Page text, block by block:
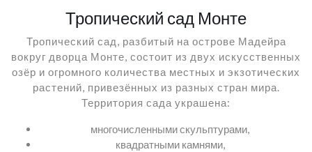
Тропический сад Монте
Тропический сад, разбитый на острове Мадейра
вокруг дворца Монте, состоит из двух искусственных
озёр и огромного количества местных и экзотических
растений, привезённых из разных стран мира.
Территория сада украшена:
многочисленными скульптурами,
квадратными камнями,